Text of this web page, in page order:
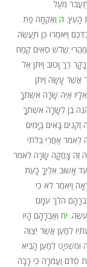
תַעֲבֹר מֵעַל
הָעֵץ. ה וְאֶקְחָה פַת
וַיֹּאמְרוּ כֵּן תַּעֲשֶׂה
שְׁלֹשׁ סְאִים קֶמַח
רַךְ וָטוֹב וַיִּתֵּן אֶל
אֲשֶׁר עָשָׂה וַיִּתֵּן
אֵלָיו אַיֵּה שָׂרָה אִשְׁתֶּךָ
בֵן לְשָׂרָה אִשְׁתֶּךָ
בָּאִים בַּיָּמִים
אַחֲרֵי בְלֹתִי
זֶּה צָחֲקָה שָׂרָה לֵאמֹר
אָשׁוּב אֵלֶיךָ כָּעֵת
וַיֹּאמֶר לֹא כִּי
הֹלֵךְ עִמָּם
יח וְאַבְרָהָם הָיוֹ
לְמַעַן אֲשֶׁר יְצַוֶּה
וּמִשְׁפָּט לְמַעַן הָבִיא
סְדֹם וַעֲמֹרָה כִּי רָבָּה